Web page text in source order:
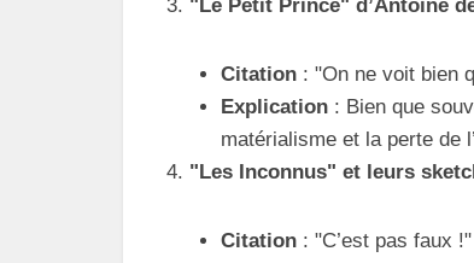
"Le Petit Prince" d’Antoine
Citation: "On ne voit bien
Explication: Bien que
matérialisme et la perte de
"Les Inconnus" et leurs
Citation: "C’est pas faux !"